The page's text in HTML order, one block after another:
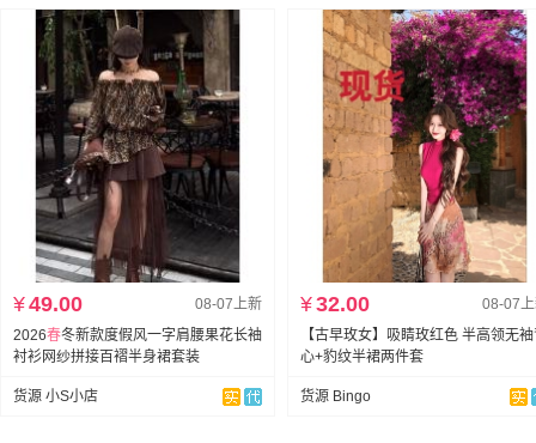
08-07上新
¥49.00
2026春冬新款度假风一字肩腰果花长袖
衬衫网纱拼接百褶半身裙套装
货源 小S小店
08-07
¥32.00
【古早玫女】吸睛玫红色 半高领无
心+豹纹半裙两件套
货源 Bingo